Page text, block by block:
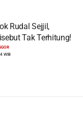
Rudal Sejjil,
Tak Terhitung!
WIB